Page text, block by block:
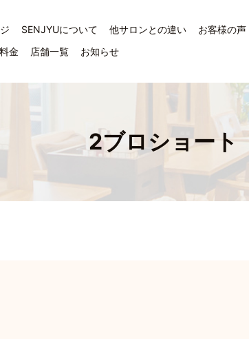
SENJYUについて 他サロンとの違い お客様の声
金
店舗一覧 お知らせ
2ブロショート